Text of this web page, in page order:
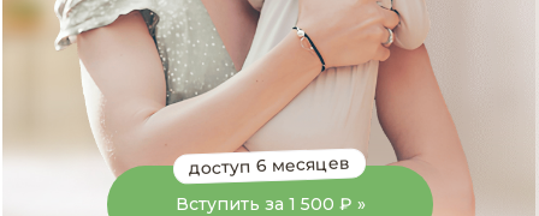
Вступить за 1 500 ₽ »
доступ 6 месяцев